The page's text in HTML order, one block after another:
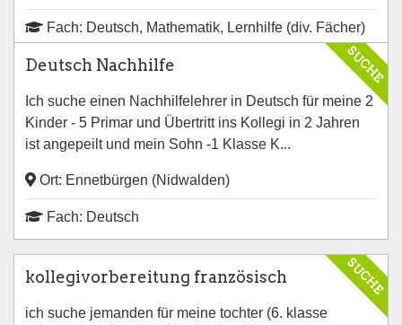
Fach: Deutsch, Mathematik, Lernhilfe (div. Fächer)
SUCHE
Deutsch Nachhilfe
Ich suche einen Nachhilfelehrer in Deutsch für meine 2
Kinder - 5 Primar und Übertritt ins Kollegi in 2 Jahren
ist angepeilt und mein Sohn -1 Klasse K...
Ort: Ennetbürgen (Nidwalden)
Fach: Deutsch
SUCHE
kollegivorbereitung französisch
ich suche jemanden für meine tochter (6. klasse